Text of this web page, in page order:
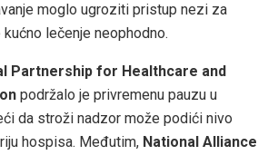
moglo ugroziti pristup nezi za
lečenje neophodno.
Partnership for Healthcare and
podržalo je privremenu pauzu u
da stroži nadzor može podići nivo
hospisa. Međutim, National Alliance